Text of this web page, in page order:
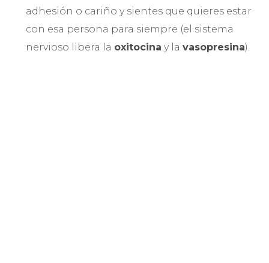
adhesión o cariño y sientes que quieres estar
con esa persona para siempre (el sistema
nervioso libera la oxitocina y lavasopresina).